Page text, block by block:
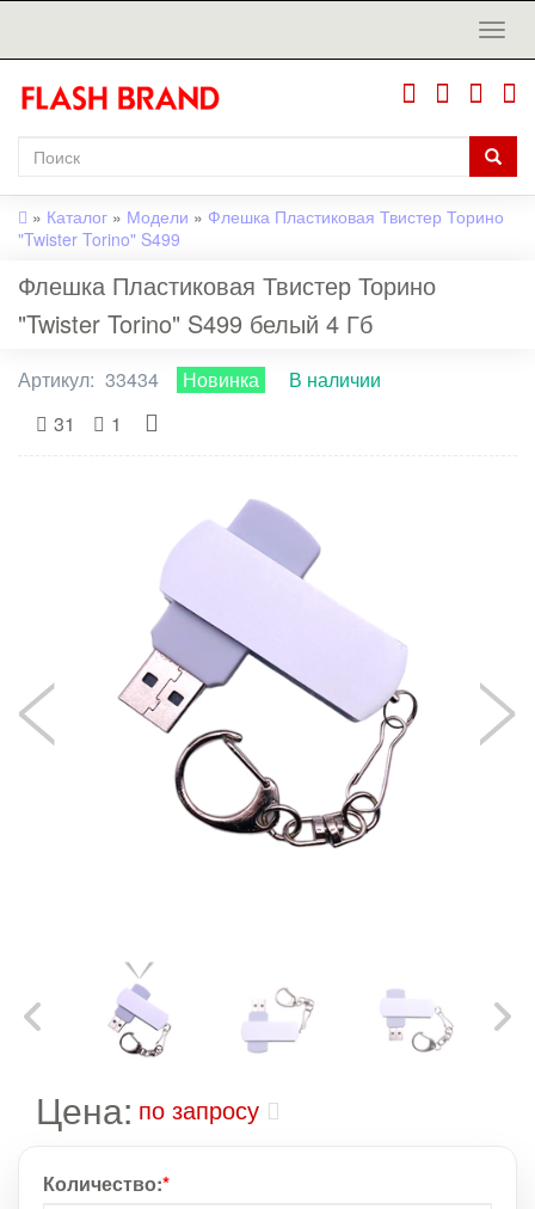
» Каталог » Модели » Флешка Пластиковая Твистер Торино
"Twister Torino" S499
Флешка Пластиковая Твистер Торино
"Twister Torino" S499 белый 4 Гб
Артикул: 33434 Новинка
В наличии
31
1
Цена: по запросу
Количество:*